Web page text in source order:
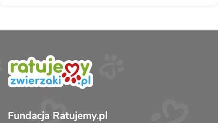
Fundacja Ratujemy.pl